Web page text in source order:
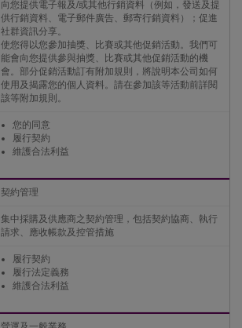
向您提供電子報及/或其他行銷資料（例如，發送及提
供行銷資料、電子郵件廣告、郵寄行銷資料）；促進
社群資訊分享。
使您得以您參加抽獎、比賽或其他促銷活動。我們可
能會向您提供參與抽獎、比賽或其他促銷活動的機
會。部分促銷活動訂有附加規則，將說明本公司如何
使用及揭露您的個人資料。請在參加該等活動前詳閱
該等附加規則。
您的同意
履行契約
維護合法利益
契約管理
集中採購及供應商之契約管理，包括契約協商、執行
請求、應收帳款及控管措施
履行契約
履行法定義務
維護合法利益